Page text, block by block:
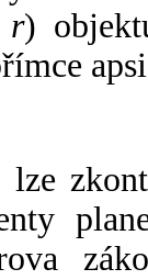
r)
lze